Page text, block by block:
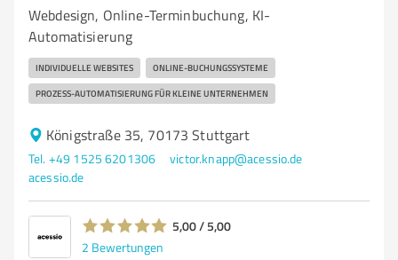
Webdesign, Online-Terminbuchung, KI-
Automatisierung
INDIVIDUELLE WEBSITES ONLINE-BUCHUNGSSYSTEME
PROZESS-AUTOMATISIERUNG FÜR KLEINE UNTERNEHMEN
Königstraße 35, 70173 Stuttgart
Tel. +49 1525 6201306
victor.knapp@acessio.de
acessio.de
5,00 / 5,00
2 Bewertungen